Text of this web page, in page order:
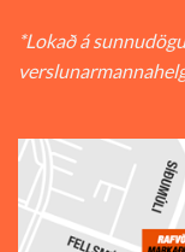
*Lokað á